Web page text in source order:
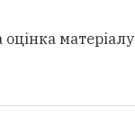
матеріалу